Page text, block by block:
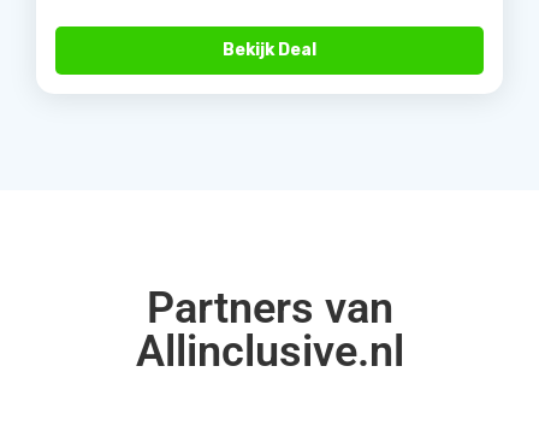
Bekijk Deal
Partners van
Allinclusive.nl